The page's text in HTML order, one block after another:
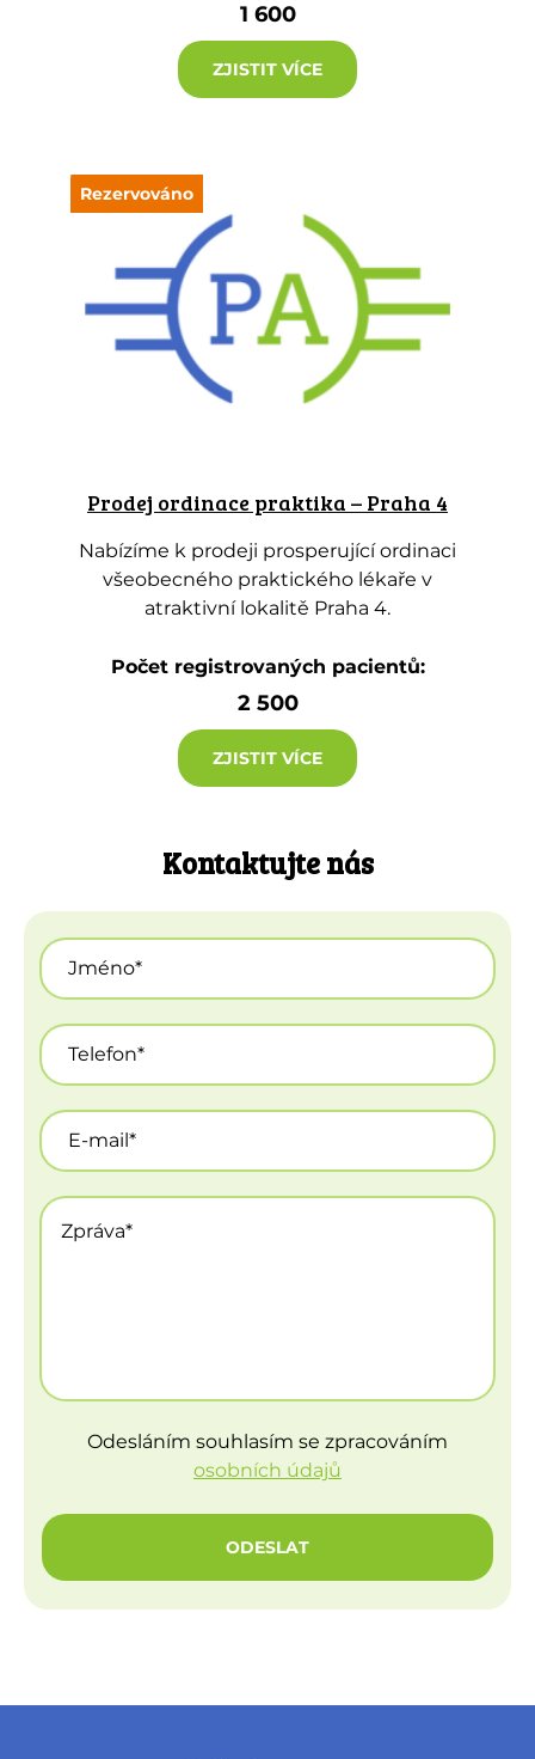
1 600
ZJISTIT VÍCE
Rezervováno
Prodej ordinace praktika – Praha 4
Nabízíme k prodeji prosperující ordinaci
všeobecného praktického lékaře v
atraktivní lokalitě Praha 4.
Počet registrovaných pacientů:
2 500
ZJISTIT VÍCE
Kontaktujte nás
Odesláním souhlasím se zpracováním
osobních údajů
ODESLAT